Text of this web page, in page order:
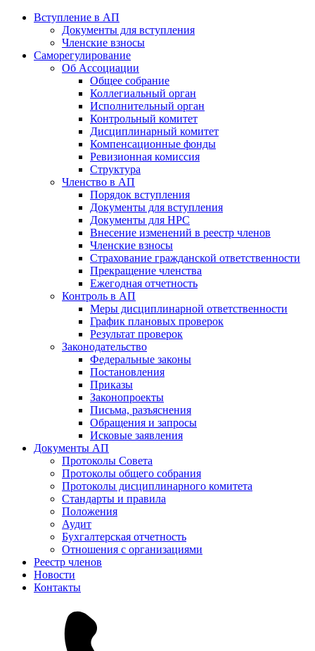
Вступление в АП
Документы для вступления
Членские взносы
Саморегулирование
Об Ассоциации
Общее собрание
Коллегиальный орган
Исполнительный орган
Контрольный комитет
Дисциплинарный комитет
Компенсационные фонды
Ревизионная комиссия
Структура
Членство в АП
Порядок вступления
Документы для вступления
Документы для НРС
Внесение изменений в реестр членов
Членские взносы
Страхование гражданской ответственности
Прекращение членства
Ежегодная отчетность
Контроль в АП
Меры дисциплинарной ответственности
График плановых проверок
Результат проверок
Законодательство
Федеральные законы
Постановления
Приказы
Законопроекты
Письма, разъяснения
Обращения и запросы
Исковые заявления
Документы АП
Протоколы Совета
Протоколы общего собрания
Протоколы дисциплинарного комитета
Стандарты и правила
Положения
Аудит
Бухгалтерская отчетность
Отношения с организациями
Реестр членов
Новости
Контакты